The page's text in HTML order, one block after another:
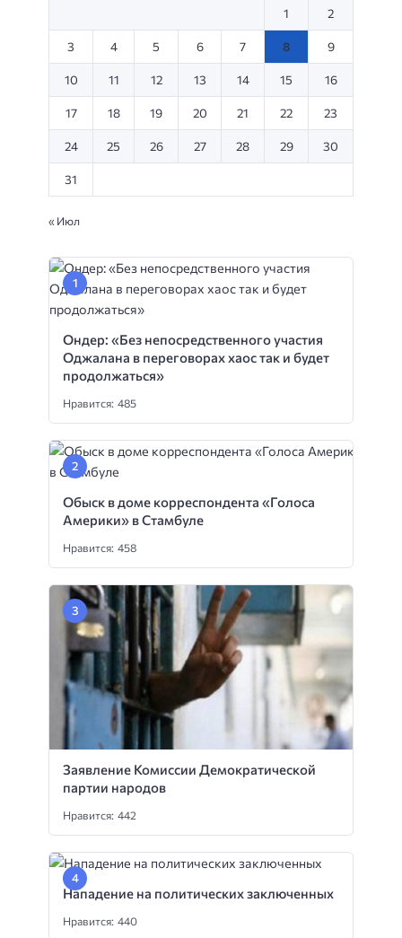
1 2
3 4 5 6 7 8 9
10 11 12 13 14 15 16
17 18 19 20 21 22 23
24 25 26 27 28 29 30
31
« Июл
Ондер: «Без непосредственного участия
Оджалана в переговорах хаос так и будет
продолжаться»
Нравится: 485
Обыск в доме корреспондента «Голоса
Америки» в Стамбуле
Нравится: 458
Заявление Комиссии Демократической
партии народов
Нравится: 442
Нападение на политических заключенных
Нравится: 440